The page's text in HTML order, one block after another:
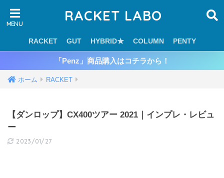
RACKET LABO
RACKET GUT HYBRID★ COLUMN PENTY
「Penz」商品購入はコチラから！
ホーム RACKET
【ダンロップ】CX400ツアー 2021｜インプレ・レビュ
ー
2023/01/27